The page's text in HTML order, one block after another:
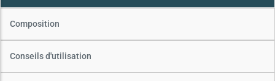
Conseils d'utilisation
Composition